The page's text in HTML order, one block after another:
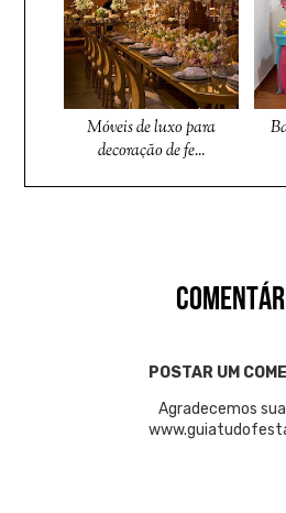
Móveis de luxo para
decoração de fe...
POSTAR UM
Agradecemos